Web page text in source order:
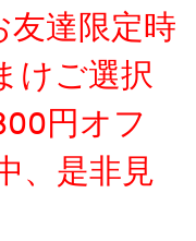
友達限定時
けご選択
円オフ
、是非見